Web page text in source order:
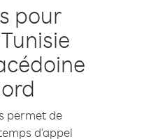
pour
permet de
d'appel